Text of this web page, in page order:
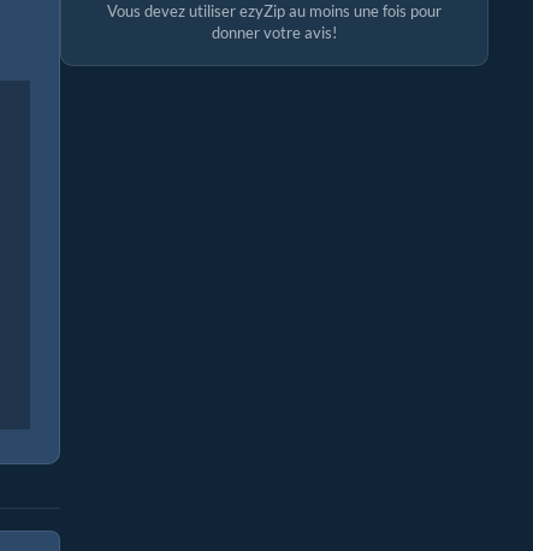
Vous devez utiliser ezyZip au moins une fois pour
donner votre avis!